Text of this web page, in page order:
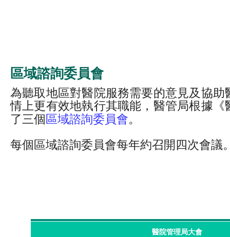
區域諮詢委員會
為聽取地區對醫院服務需要的意見及協助
情上更有效地執行其職能，醫管局根據《
了三個區域諮詢委員會。
每個區域諮詢委員會每年約召開四次會議
醫院管理局大會